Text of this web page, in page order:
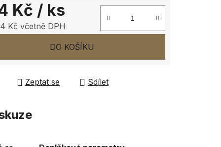
Kč / ks
Kč včetně DPH
DO KOŠÍKU
Zeptat se Sdílet